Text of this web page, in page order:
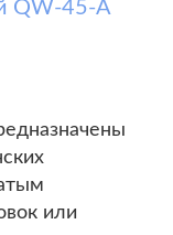
QW-45-A
или